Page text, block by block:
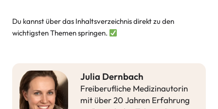
Du kannst über das Inhaltsverzeichnis direkt zu den
wichtigsten Themen springen.
Julia Dernbach
Freiberufliche Medizinautorin
mit über 20 Jahren Erfahrung